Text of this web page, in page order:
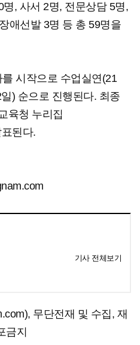
, 사서 2명, 전문상담 5명,
애선발 3명 등 총 59명을
시작으로 수업실연(21
) 순으로 진행된다. 최종
육청 누리집
된다.
기사 전체보기
무단전재 및 수집, 재
금지